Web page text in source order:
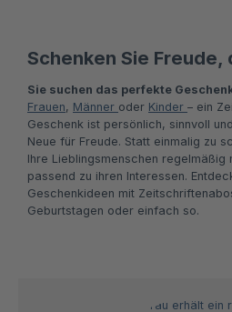
Schenken Sie Freude,
Sie suchen das perfekte
Frauen, Männer oder Kinder – ein
Geschenk ist persönlich, sinnvoll
Neue für Freude. Statt einmalig zu
Ihre Lieblingsmenschen regelmäßig
passend zu ihren Interessen.
Geschenkideen mit
Geburtstagen oder einfach so.